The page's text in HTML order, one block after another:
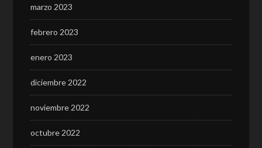
marzo 2023
febrero 2023
enero 2023
diciembre 2022
noviembre 2022
octubre 2022